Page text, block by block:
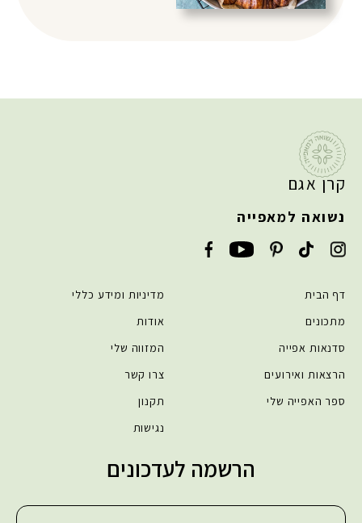
קרן אגם
נשואה למאפייה
דף הבית
מתכונים
סדנאות אפייה
הרצאות ואירועים
ספר האפייה שלי
מדיניות ומידע כללי
אודות
המזווה שלי
צרו קשר
תקנון
נגישות
הרשמה לעדכונים